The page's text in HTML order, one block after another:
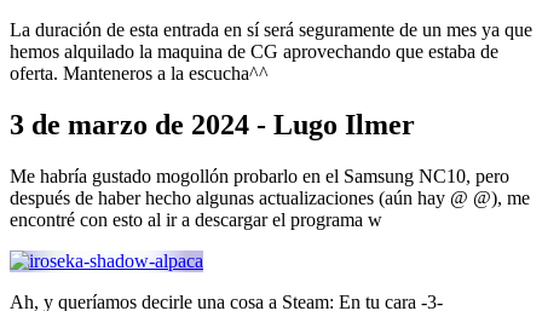
La duración de esta entrada en sí será seguramente de un mes ya que
hemos alquilado la maquina de CG aprovechando que estaba de
oferta. Manteneros a la escucha^^
3 de marzo de 2024 - Lugo Ilmer
Me habría gustado mogollón probarlo en el Samsung NC10, pero
después de haber hecho algunas actualizaciones (aún hay @ @), me
encontré con esto al ir a descargar el programa w
Ah, y queríamos decirle una cosa a Steam: En tu cara -3-